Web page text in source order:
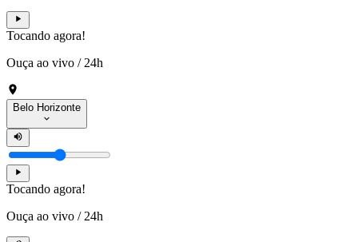
Tocando agora!
Ouça ao vivo / 24h
Belo Horizonte
Tocando agora!
Ouça ao vivo / 24h